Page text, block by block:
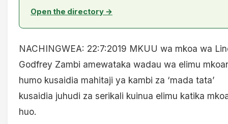
Open the directory →
NACHINGWEA: 22:7:2019 MKUU wa mkoa wa
Godfrey Zambi amewataka wadau wa elimu
humo kusaidia mahitaji ya kambi za ‘mada tata’
kusaidia juhudi za serikali kuinua elimu katika
huo.